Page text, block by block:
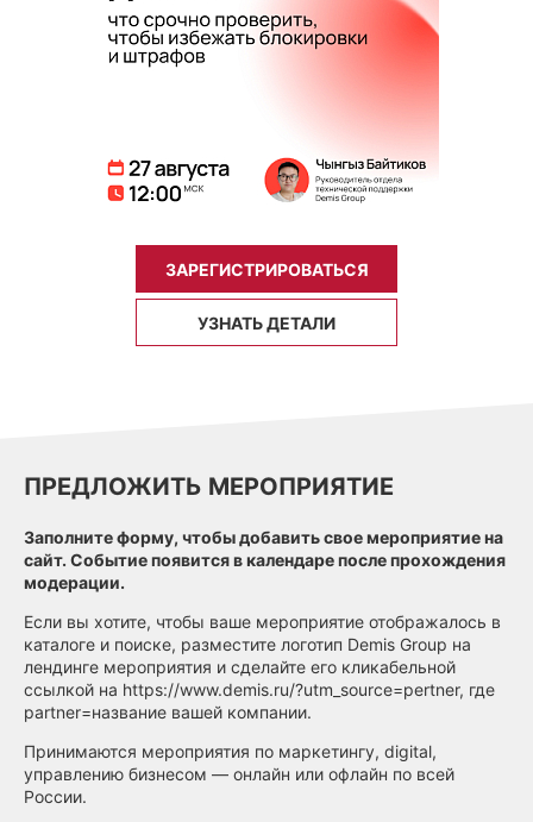
ЗАРЕГИСТРИРОВАТЬСЯ
УЗНАТЬ ДЕТАЛИ
ПРЕДЛОЖИТЬ МЕРОПРИЯТИЕ
Заполните форму, чтобы добавить свое мероприятие на
сайт. Событие появится в календаре после прохождения
модерации.
Если вы хотите, чтобы ваше мероприятие отображалось в
каталоге и поиске, разместите логотип Demis Group на
лендинге мероприятия и сделайте его кликабельной
ссылкой на https://www.demis.ru/?utm_source=pertner, где
partner=название вашей компании.
Принимаются мероприятия по маркетингу, digital,
управлению бизнесом — онлайн или офлайн по всей
России.